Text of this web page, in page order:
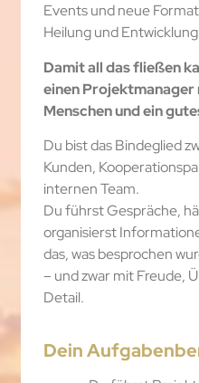
Events und neue
Heilung und
Damit all das fließen
einen
Menschen und ein
Du bist das Bindeglied
Kunden,
internen Team.
Du führst Gespräche,
organisierst
das, was besprochen
– und zwar mit Freude,
Detail.
Dein